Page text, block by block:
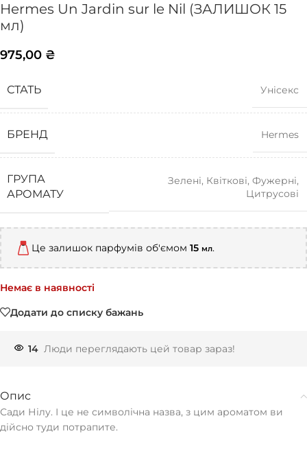
Hermes Un Jardin sur le Nil (ЗАЛИШОК 15
мл)
975,00 ₴
СТАТЬ Унісекс
БРЕНД Hermes
ГРУПА
АРОМАТУ
Зелені, Квіткові, Фужерні,
Цитрусові
Це залишок парфумів об'ємом 15 мл.
Немає в наявності
Додати до списку бажань
14 Люди переглядають цей товар зараз!
Опис
Сади Нілу. І це не символічна назва, з цим ароматом ви
дійсно туди потрапите.